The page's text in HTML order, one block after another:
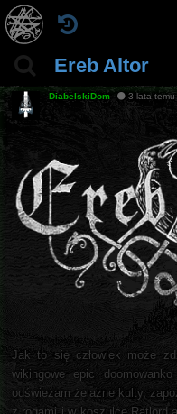
Ereb Altor
DiabelskiDom 3 lata temu
Jak to się człowiek może
wikingowe epic
odświeżam żelazne kulty,